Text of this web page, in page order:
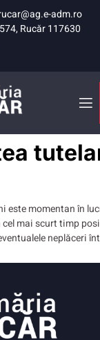
adm.ro
Rucăr 117630
este momentan în
mai scurt timp
neplăceri